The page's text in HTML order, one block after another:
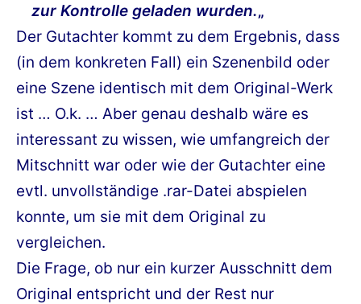
zur Kontrolle geladen wurden.„
Der Gutachter kommt zu dem Ergebnis, dass
(in dem konkreten Fall) ein Szenenbild oder
eine Szene identisch mit dem Original-Werk
ist … O.k. … Aber genau deshalb wäre es
interessant zu wissen, wie umfangreich der
Mitschnitt war oder wie der Gutachter eine
evtl. unvollständige .rar-Datei abspielen
konnte, um sie mit dem Original zu
vergleichen.
Die Frage, ob nur ein kurzer Ausschnitt dem
Original entspricht und der Rest nur